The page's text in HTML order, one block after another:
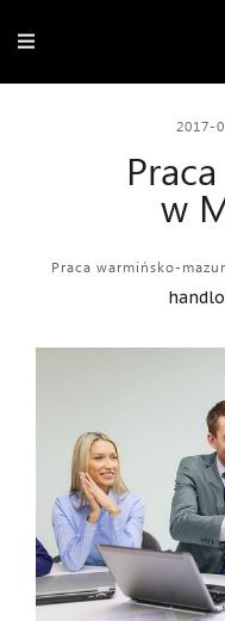
2017-
w
Praca warmińsko-